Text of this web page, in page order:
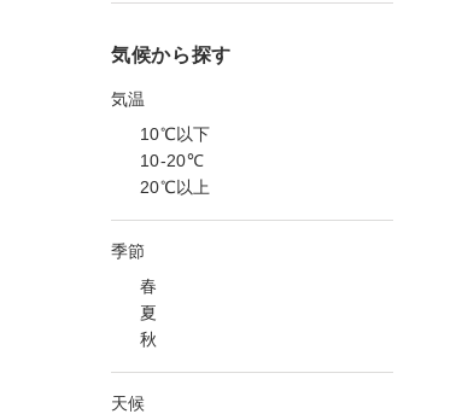
気候から探す
気温
10℃以下
10-20℃
20℃以上
季節
春
夏
秋
天候